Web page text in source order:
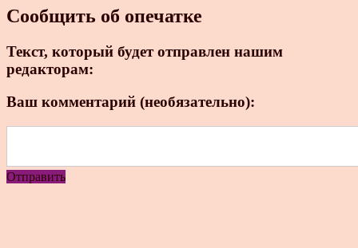
Сообщить об опечатке
Текст, который будет отправлен нашим
редакторам:
Ваш комментарий (необязательно):
Отправить